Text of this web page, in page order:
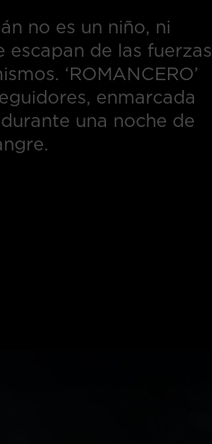
no es un niño, ni
de las fuerzas
‘ROMANCERO’
enmarcada
una noche de